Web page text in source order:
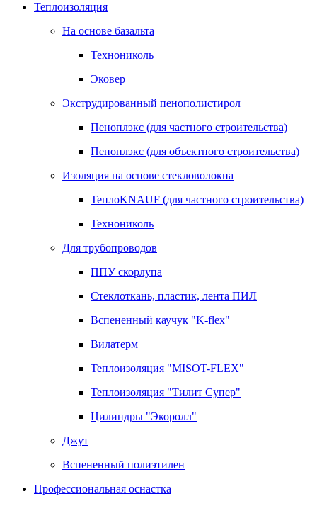
Теплоизоляция
На основе базальта
Технониколь
Эковер
Экструдированный пенополистирол
Пеноплэкс (для частного строительства)
Пеноплэкс (для объектного строительства)
Изоляция на основе стекловолокна
ТеплоKNAUF (для частного строительства)
Технониколь
Для трубопроводов
ППУ скорлупа
Стеклоткань, пластик, лента ПИЛ
Вспененный каучук "K-flex"
Вилатерм
Теплоизоляция "MISOT-FLEX"
Теплоизоляция "Тилит Супер"
Цилиндры "Экоролл"
Джут
Вспененный полиэтилен
Профессиональная оснастка